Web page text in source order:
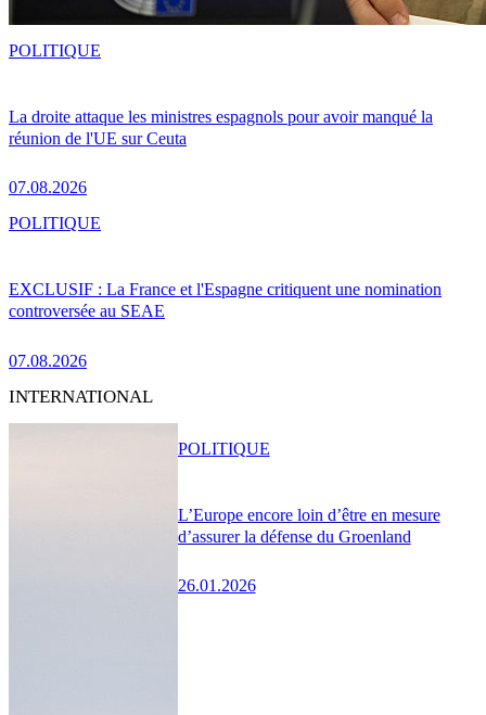
La droite attaque les ministres espagnols pour avoir manqué la
réunion de l'UE sur Ceuta
07.08.2026
POLITIQUE
EXCLUSIF : La France et l'Espagne critiquent une nomination
controversée au SEAE
07.08.2026
POLITIQUE
INTERNATIONAL
L’Europe encore loin d’être en mesure
d’assurer la défense du Groenland
26.01.2026
POLITIQUE